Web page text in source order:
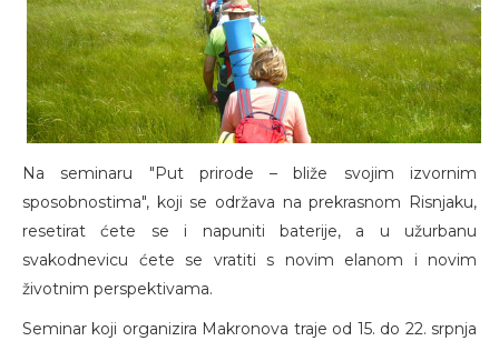
Na seminaru "Put prirode – bliže svojim izvornim
sposobnostima", koji se održava na prekrasnom Risnjaku,
resetirat ćete se i napuniti baterije, a u užurbanu
svakodnevicu ćete se vratiti s novim elanom i novim
životnim perspektivama.
Seminar koji organizira Makronova traje od 15. do 22. srpnja